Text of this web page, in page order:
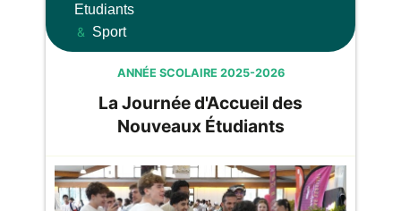
Etudiants
& Sport
ANNÉE SCOLAIRE 2025-2026
La Journée d'Accueil des
Nouveaux Étudiants